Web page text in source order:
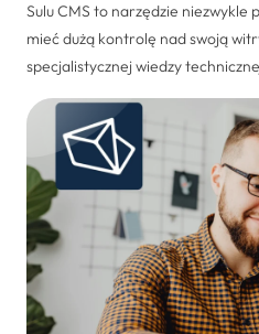
Pełna
Strony internetowe
Aplikacje mobilne
Bezpieczeństwo
Marketing internetowy
Doradztwo technologiczne
Dedykowane rozwiązania
Zarządzanie projektami IT
Więcej
Realizacje
Strefa wiedzy
Kariera
Polityka prywatności
Kontakt
Sulu CMS to narzędzie
mieć dużą kontrolę nad swoją
specjalistycznej wiedzy